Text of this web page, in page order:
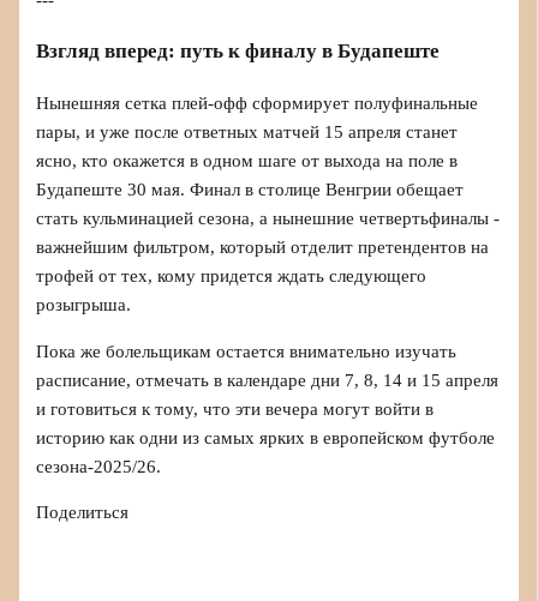
Взгляд вперед: путь к финалу в Будапеште
Нынешняя сетка плей-офф сформирует полуфинальные
пары, и уже после ответных матчей 15 апреля станет
ясно, кто окажется в одном шаге от выхода на поле в
Будапеште 30 мая. Финал в столице Венгрии обещает
стать кульминацией сезона, а нынешние четвертьфиналы -
важнейшим фильтром, который отделит претендентов на
трофей от тех, кому придется ждать следующего
розыгрыша.
Пока же болельщикам остается внимательно изучать
расписание, отмечать в календаре дни 7, 8, 14 и 15 апреля
и готовиться к тому, что эти вечера могут войти в
историю как одни из самых ярких в европейском футболе
сезона-2025/26.
Поделиться